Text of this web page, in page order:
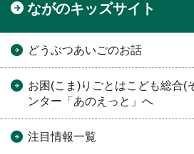
ながのキッズサイト
どうぶつあいごのお話
お困(こま)りごとはこども総合(
ンター「あのえっと」へ
注目情報一覧